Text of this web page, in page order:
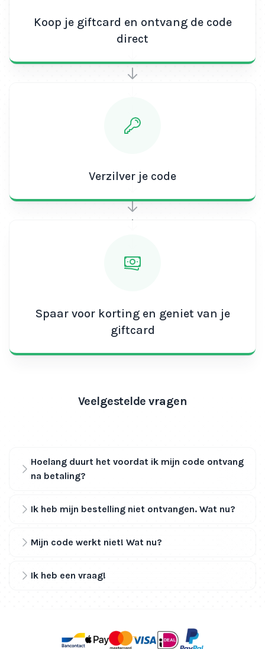
Koop je giftcard en ontvang de code
direct
Verzilver je code
Spaar voor korting en geniet van je
giftcard
Veelgestelde vragen
Hoelang duurt het voordat ik mijn code ontvang
na betaling?
Ik heb mijn bestelling niet ontvangen. Wat nu?
Mijn code werkt niet! Wat nu?
Ik heb een vraag!